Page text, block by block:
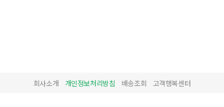
회사소개 개인정보처리방침 배송조회 고객행복센터